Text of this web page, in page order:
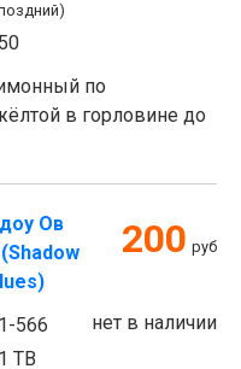
50
по
в горловине до
Ов
200 руб
нет в наличии
1-566
1 TB